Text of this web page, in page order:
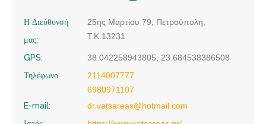
Η Διεύθυνσή
μας:
25ης Μαρτίου 79, Πετρούπολη,
Τ.Κ.13231
GPS:
38.042258943805, 23.684538386508
Τηλέφωνο:
2114007777
6980971107
E-mail:
dr.vatsareas@hotmail.com